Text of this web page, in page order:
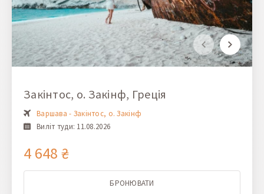
Закінтос, о. Закінф, Греція
Варшава - Закінтос, о. Закінф
Виліт туди: 11.08.2026
4 648 ₴
БРОНЮВАТИ